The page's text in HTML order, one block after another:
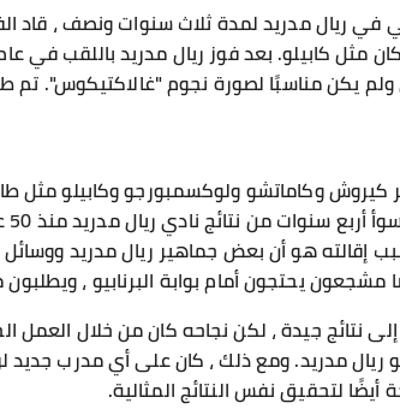
في ريال مدريد لمدة ثلاث سنوات ونصف ، قاد
يكن مناسبًا لصورة نجوم "غالاكتيكوس". تم
كيروش وكاماتشو ولوكسمبورجو وكابيلو
إقالته هو أن بعض جماهير ريال مدريد ووسائل
يحتجون أمام بوابة البرنابيو ، ويطلبون
نتائج جيدة ، لكن نجاحه كان من خلال العمل
ريال مدريد. ومع ذلك ، كان على أي مدرب جديد
لتحقيق نفس النتائج المثالية.